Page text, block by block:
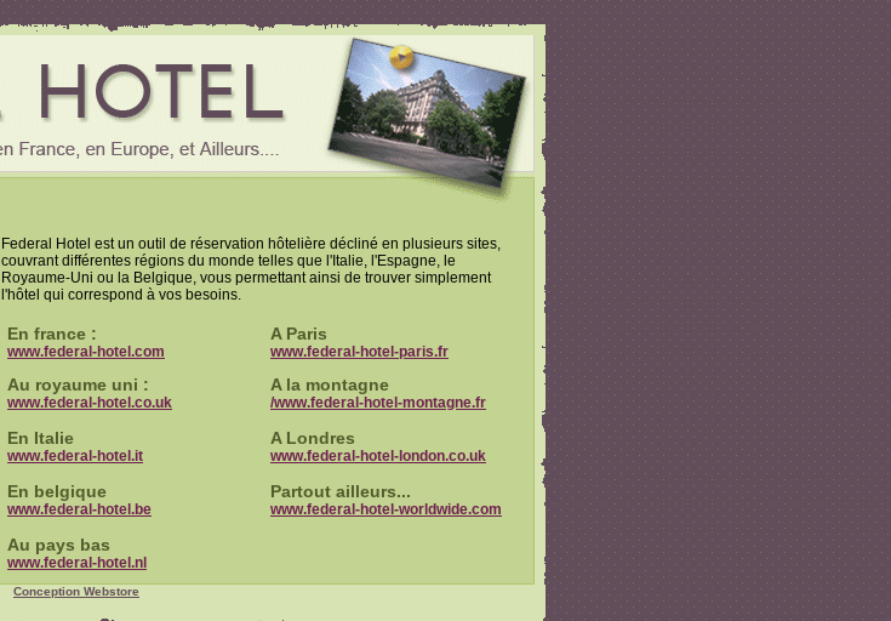
Federal Hotel est un outil de réservation hôtelière décliné en plusieurs sites,
couvrant différentes régions du monde telles que l'Italie, l'Espagne, le
Royaume-Uni ou la Belgique, vous permettant ainsi de trouver simplement
l'hôtel qui correspond à vos besoins.
En france :
www.federal-hotel.com
Au royaume uni :
www.federal-hotel.co.uk
En Italie
www.federal-hotel.it
En belgique
www.federal-hotel.be
Au pays bas
www.federal-hotel.nl
A Paris
www.federal-hotel-paris.fr
A la montagne
/www.federal-hotel-montagne.fr
A Londres
www.federal-hotel-london.co.uk
Partout ailleurs...
www.federal-hotel-worldwide.com
Conception Webstore